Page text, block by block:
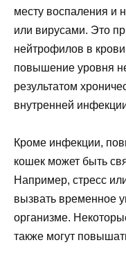
месту воспаления и
или вирусами. Это
нейтрофилов в
повышение уровня
результатом
внутренней
Кроме инфекции,
кошек может быть
Например, стресс
вызвать временное
организме.
также могут